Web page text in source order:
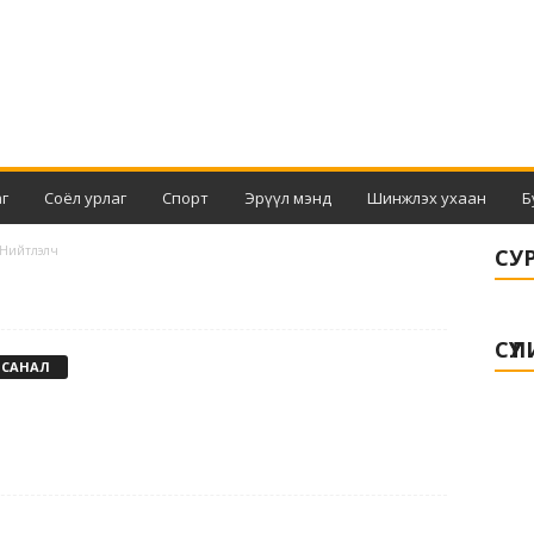
Соёл урлаг Спорт Эрүүл мэнд Шинжлэх ухаан
Нийтлэлч
САНАЛ